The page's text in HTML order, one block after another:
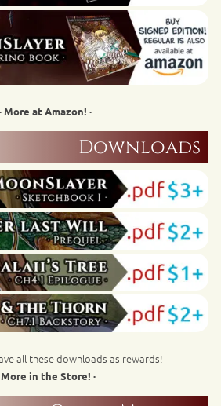
· More at Amazon! ·
Downloads
all these downloads as rewards!
More in the Store! ·